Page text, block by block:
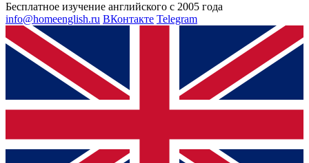
Бесплатное изучение английского с 2005 года
info@homeenglish.ru ВКонтакте Telegram